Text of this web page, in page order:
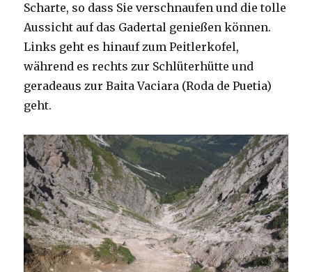
Scharte, so dass Sie verschnaufen und die tolle
Aussicht auf das Gadertal genießen können.
Links geht es hinauf zum Peitlerkofel,
während es rechts zur Schlüterhütte und
geradeaus zur Baita Vaciara (Roda de Puetia)
geht.